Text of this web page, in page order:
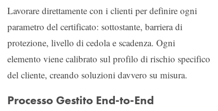
Lavorare direttamente con i clienti per definire ogni
parametro del certificato: sottostante, barriera di
protezione, livello di cedola e scadenza. Ogni
elemento viene calibrato sul profilo di rischio specifico
del cliente, creando soluzioni davvero su misura.
Processo Gestito End-to-End